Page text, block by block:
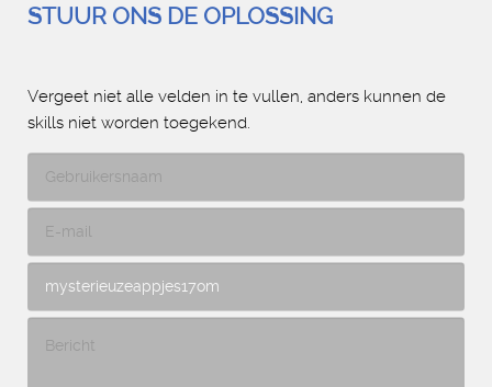
STUUR ONS DE OPLOSSING
Vergeet niet alle velden in te vullen, anders kunnen de
skills niet worden toegekend.